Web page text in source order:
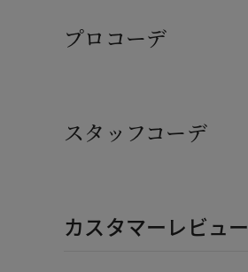
プロコーデ
スタッフコーデ
カスタマーレビュー